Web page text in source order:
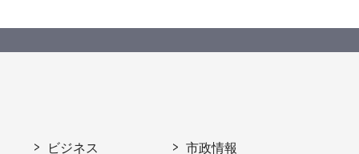
ビジネス 市政情報